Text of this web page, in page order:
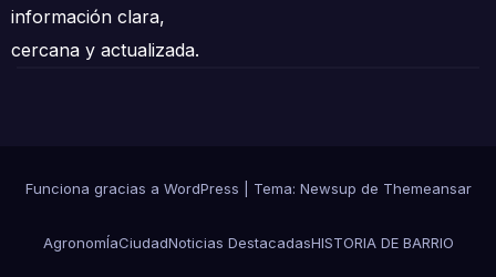
información clara,
cercana y actualizada.
Funciona gracias a WordPress Tema: Newsup de Themeansar
AgronomÍaCiudadNoticias DestacadasHISTORIA DE BARRIO